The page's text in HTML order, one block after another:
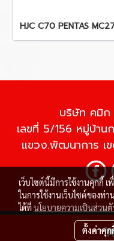
HJC C70 PENTAS
บริษัท คมิก
เลขที่ 5/156 หมู่บ้า
แขวง.พัฒนาการ เ
© Copyright
เว็บไซต์นี้มีการใช้งานคุกกี้
ในการใช้งานเว็บไซต์ของท่
ได้ที่นโยบายความเป็นส่วน
ตั้งค่าคุก